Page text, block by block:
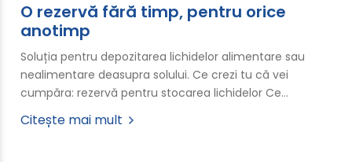
O rezervă fără timp, pentru orice
anotimp
Soluția pentru depozitarea lichidelor alimentare sau
nealimentare deasupra solului. Ce crezi tu că vei
cumpăra: rezervă pentru stocarea lichidelor Ce…
Citește mai mult